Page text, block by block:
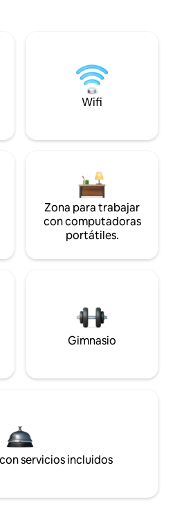
Wifi
Zona para trabajar
con computadoras
portátiles.
Gimnasio
servicios incluidos